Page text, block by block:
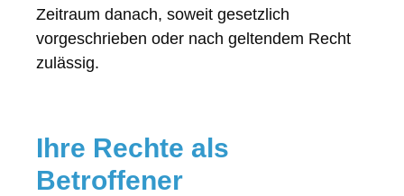
Zeitraum danach, soweit gesetzlich
vorgeschrieben oder nach geltendem Recht
zulässig.
Ihre Rechte als
Betroffener